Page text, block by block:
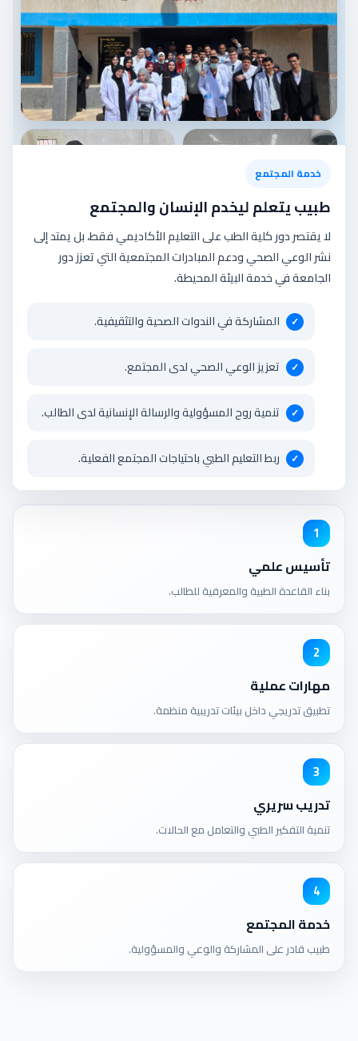
خدمة المجتمع
طبيب يتعلم ليخدم الإنسان والمجتمع
لا يقتصر دور كلية الطب على التعليم الأكاديمي فقط، بل يمتد إلى
نشر الوعي الصحي ودعم المبادرات المجتمعية التي تعزز دور
الجامعة في خدمة البيئة المحيطة.
المشاركة في الندوات الصحية والتثقيفية.
تعزيز الوعي الصحي لدى المجتمع.
تنمية روح المسؤولية والرسالة الإنسانية لدى الطالب.
ربط التعليم الطبي باحتياجات المجتمع الفعلية.
1
تأسيس علمي
بناء القاعدة الطبية والمعرفية للطالب.
2
مهارات عملية
تطبيق تدريجي داخل بيئات تدريبية منظمة.
3
تدريب سريري
تنمية التفكير الطبي والتعامل مع الحالات.
4
خدمة المجتمع
طبيب قادر على المشاركة والوعي والمسؤولية.